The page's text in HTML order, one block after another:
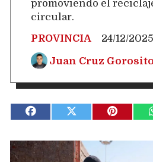
promoviendo el
circular.
PROVINCIA
24/12/2025
Juan Cruz Gorosito